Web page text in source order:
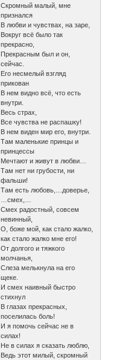
Скромный малый, мне
признался
В любви и чувствах, на заре,
Вокруг всё было так
прекрасно,
Прекрасным был и он,
сейчас.
Его несмелый взгляд
прикован
В нем видно всё, что есть
внутри.
Весь страх,
Все чувства не распашку!
В нем виден мир его, внутри.
Там маленькие принцы и
принцессы
Мечтают и живут в любви…
Там нет ни грубости, ни
фальши!
Там есть любовь,…доверье,
…смех,…
Смех радостный, совсем
невинный,
О, боже мой, как стало жалко,
как стало жалко мне его!
От долгого и тяжкого
молчанья,
Слеза мелькнула на его
щеке.
И смех наивный быстро
стихнул
В глазах прекрасных,
поселилась боль!
И я помочь сейчас не в
силах!
Не в силах я сказать люблю,
Ведь этот милый, скромный